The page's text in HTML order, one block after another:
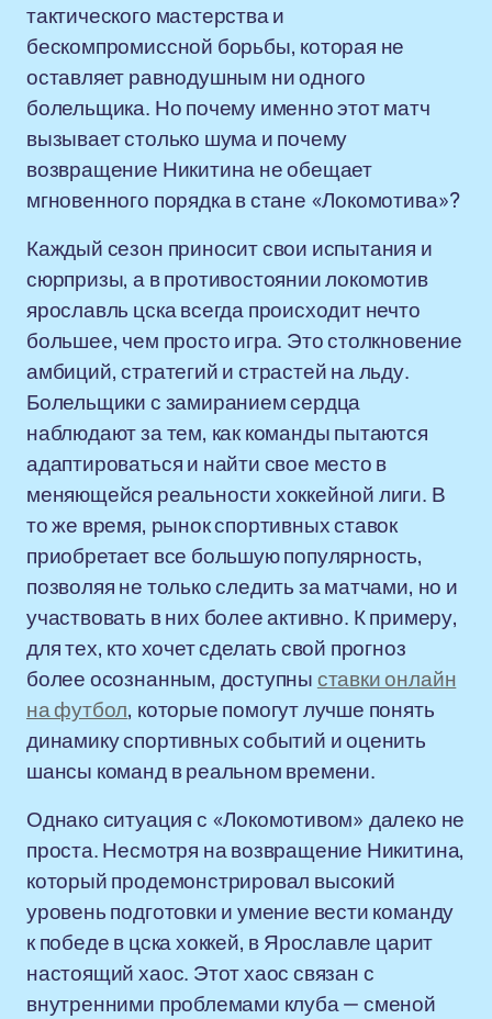
тактического мастерства и
бескомпромиссной борьбы, которая не
оставляет равнодушным ни одного
болельщика. Но почему именно этот матч
вызывает столько шума и почему
возвращение Никитина не обещает
мгновенного порядка в стане «Локомотива»?
Каждый сезон приносит свои испытания и
сюрпризы, а в противостоянии локомотив
ярославль цска всегда происходит нечто
большее, чем просто игра. Это столкновение
амбиций, стратегий и страстей на льду.
Болельщики с замиранием сердца
наблюдают за тем, как команды пытаются
адаптироваться и найти свое место в
меняющейся реальности хоккейной лиги. В
то же время, рынок спортивных ставок
приобретает все большую популярность,
позволяя не только следить за матчами, но и
участвовать в них более активно. К примеру,
для тех, кто хочет сделать свой прогноз
более осознанным, доступныставки онлайн
на футбол, которые помогут лучше понять
динамику спортивных событий и оценить
шансы команд в реальном времени.
Однако ситуация с «Локомотивом» далеко не
проста. Несмотря на возвращение Никитина,
который продемонстрировал высокий
уровень подготовки и умение вести команду
к победе в цска хоккей, в Ярославле царит
настоящий хаос. Этот хаос связан с
внутренними проблемами клуба — сменой